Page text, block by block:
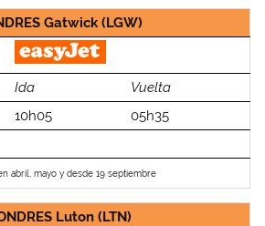
Gatwick (LGW)
Ida
Vuelta
10h05 05h35
abril, mayo y desde 19 septiembre
Luton (LTN)